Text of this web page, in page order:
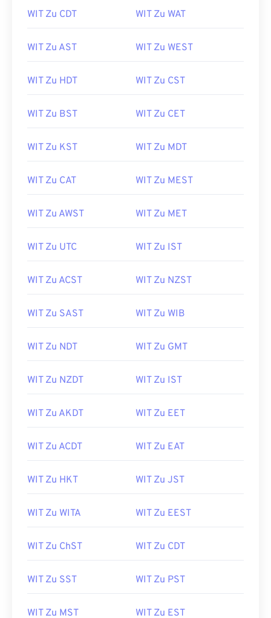
WIT Zu CDT WIT Zu WAT
WIT Zu AST WIT Zu WEST
WIT Zu HDT WIT Zu CST
WIT Zu BST WIT Zu CET
WIT Zu KST WIT Zu MDT
WIT Zu CAT WIT Zu MEST
WIT Zu AWST WIT Zu MET
WIT Zu UTC WIT Zu IST
WIT Zu ACST WIT Zu NZST
WIT Zu SAST WIT Zu WIB
WIT Zu NDT WIT Zu GMT
WIT Zu NZDT WIT Zu IST
WIT Zu AKDT WIT Zu EET
WIT Zu ACDT WIT Zu EAT
WIT Zu HKT WIT Zu JST
WIT Zu WITA WIT Zu EEST
WIT Zu ChST WIT Zu CDT
WIT Zu SST WIT Zu PST
WIT Zu MST WIT Zu EST